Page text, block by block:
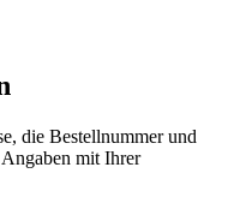
die Bestellnummer und
mit Ihrer